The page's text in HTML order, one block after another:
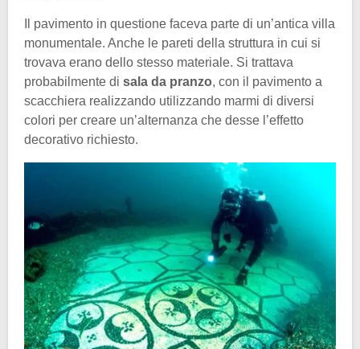
Il pavimento in questione faceva parte di un’antica villa
monumentale. Anche le pareti della struttura in cui si
trovava erano dello stesso materiale. Si trattava
probabilmente di sala da pranzo, con il pavimento a
scacchiera realizzando utilizzando marmi di diversi
colori per creare un’alternanza che desse l’effetto
decorativo richiesto.